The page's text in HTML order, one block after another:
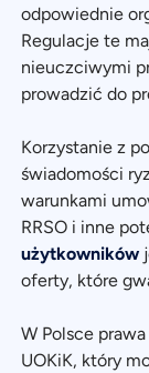
odpowiednie
Regulacje te
nieuczciwymi
prowadzić do
Korzystanie z
świadomości
warunkami
RRSO i inne
użytkowników
oferty, które
W Polsce
UOKiK, który